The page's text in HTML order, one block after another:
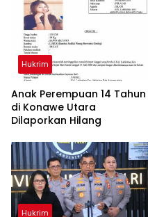
Keselamatan Berlalu Lintas
Hukrim
Anak Perempuan 14 Tahun
di Konawe Utara
Dilaporkan Hilang
Hukrim